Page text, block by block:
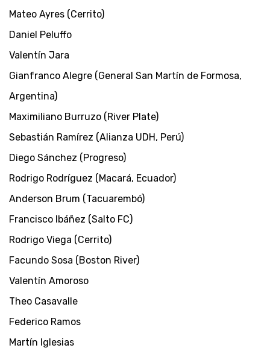
Mateo Ayres (Cerrito)
Daniel Peluffo
Valentín Jara
Gianfranco Alegre (General San Martín de Formosa,
Argentina)
Maximiliano Burruzo (River Plate)
Sebastián Ramírez (Alianza UDH, Perú)
Diego Sánchez (Progreso)
Rodrigo Rodríguez (Macará, Ecuador)
Anderson Brum (Tacuarembó)
Francisco Ibáñez (Salto FC)
Rodrigo Viega (Cerrito)
Facundo Sosa (Boston River)
Valentín Amoroso
Theo Casavalle
Federico Ramos
Martín Iglesias